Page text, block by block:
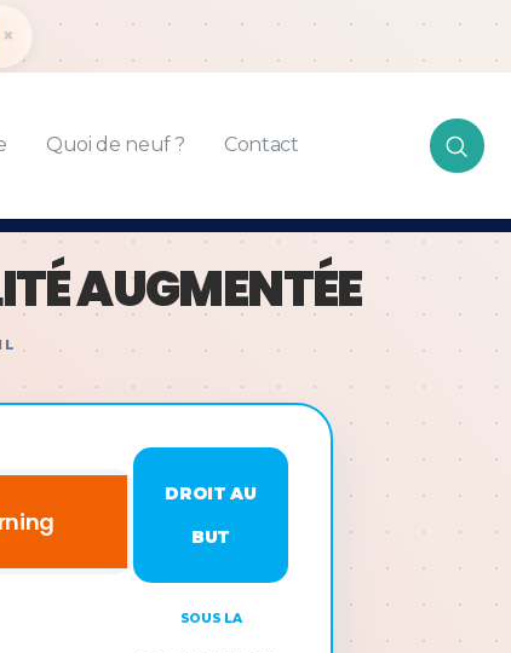
×
Quoi de neuf ? Contact
AUGMENTÉE
DROIT AU
BUT
SOUS LA